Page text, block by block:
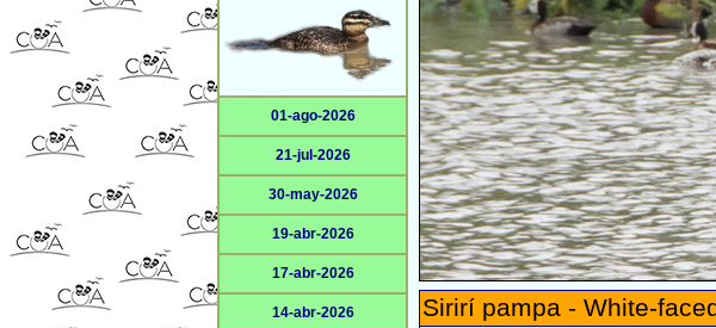
01-ago-2026
21-jul-2026
30-may-2026
19-abr-2026
17-abr-2026
14-abr-2026 Sirirí pampa - White-